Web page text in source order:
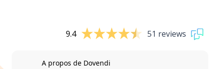
9.4 51 reviews
A propos de Dovendi